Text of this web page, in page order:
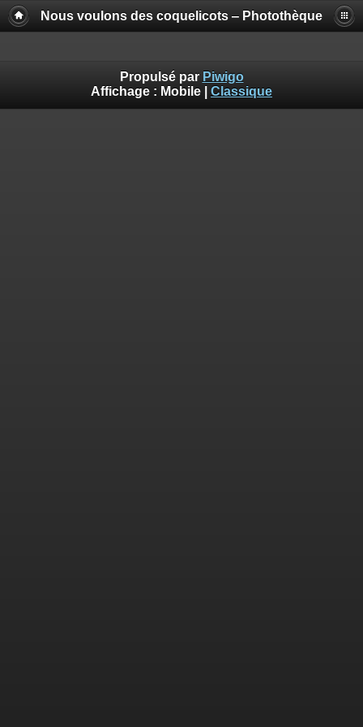
Nous voulons des coquelicots ‒ Photothèque
Propulsé par Piwigo
Affichage : Mobile Classique